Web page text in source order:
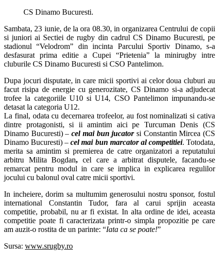
CS Dinamo Bucuresti.
Sambata, 23 iunie, de la ora 08.30, in organizarea Centrului de copii
si juniori ai Sectiei de rugby din cadrul CS Dinamo Bucuresti, pe
stadionul “Velodrom” din incinta Parcului Sportiv Dinamo, s-a
desfasurat prima editie a Cupei “Prietenia” la minirugby intre
cluburile CS Dinamo Bucuresti si CSO Pantelimon.
Dupa jocuri disputate, in care micii sportivi ai celor doua cluburi au
facut risipa de energie cu generozitate, CS Dinamo si-a adjudecat
trofee la categoriile U10 si U14, CSO Pantelimon impunandu-se
detasat la categoria U12.
La final, odata cu decernarea trofeelor, au fost nominalizati si cativa
dintre protagonisti, si ii amintim aici pe Turcuman Denis (CS
Dinamo Bucuresti) –cel mai bun jucator si Constantin Mircea (CS
Dinamo Bucuresti) –cel mai bun marcator al competitiei. Totodata,
merita sa amintim si premierea de catre organizatori a reputatului
arbitru Milita Bogdan, cel care a arbitrat disputele, facandu-se
remarcat pentru modul in care se implica in explicarea regulilor
jocului cu balonul oval catre micii sportivi.
In incheiere, dorim sa multumim generosului nostru sponsor, fostul
international Constantin Tudor, fara al carui sprijin aceasta
competitie, probabil, nu ar fi existat. In alta ordine de idei, aceasta
competitie poate fi caracterizata printr-o simpla propozitie pe care
am auzit-o rostita de un parinte: “Iata ca se poate!”
Sursa: www.srugby.ro